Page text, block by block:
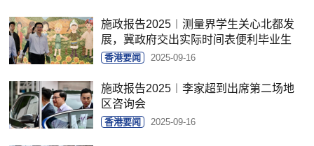
施政报告2025︱测量界学生关心北都发
展，冀政府交出实际时间表便利毕业生
香港要闻 2025-09-16
施政报告2025︱李家超到出席第二场地
区咨询会
香港要闻 2025-09-16